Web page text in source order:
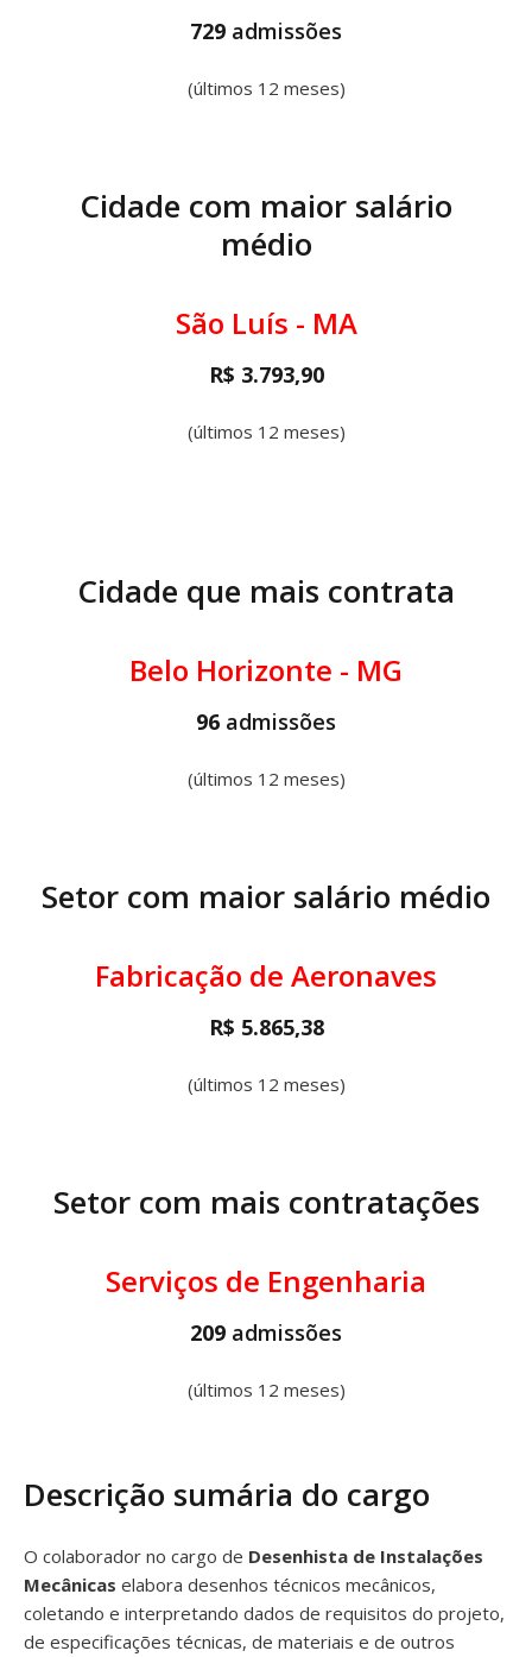
729 admissões
(últimos 12 meses)
Cidade com maior salário
médio
São Luís - MA
R$ 3.793,90
(últimos 12 meses)
Cidade que mais contrata
Belo Horizonte - MG
96 admissões
(últimos 12 meses)
Setor com maior salário médio
Fabricação de Aeronaves
R$ 5.865,38
(últimos 12 meses)
Setor com mais contratações
Serviços de Engenharia
209 admissões
(últimos 12 meses)
Descrição sumária do cargo
O colaborador no cargo de Desenhista de Instalações
Mecânicas elabora desenhos técnicos mecânicos,
coletando e interpretando dados de requisitos do projeto,
de especificações técnicas, de materiais e de outros